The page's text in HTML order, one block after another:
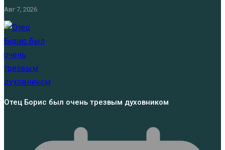
Авг 7, 2026
Отец Борис был очень трезвым духовником